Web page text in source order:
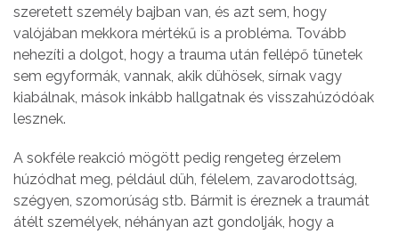
szeretett személy bajban van, és azt sem, hogy
valójában mekkora mértékű is a probléma. Tovább
nehezíti a dolgot, hogy a trauma után fellépő tünetek
sem egyformák, vannak, akik dühösek, sírnak vagy
kiabálnak, mások inkább hallgatnak és visszahúzódóak
lesznek.
A sokféle reakció mögött pedig rengeteg érzelem
húzódhat meg, például düh, félelem, zavarodottság,
szégyen, szomorúság stb. Bármit is éreznek a traumát
átélt személyek, néhányan azt gondolják, hogy a